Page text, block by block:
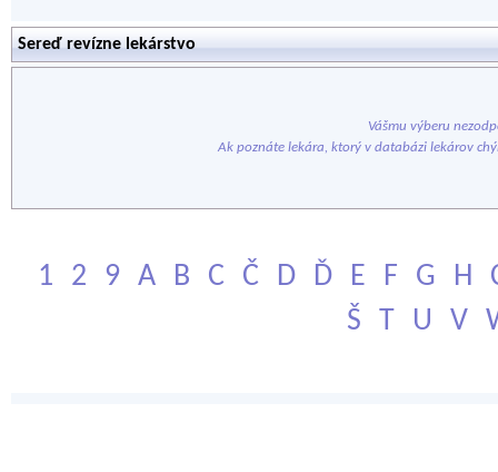
Sereď revízne lekárstvo
Vášmu výberu
Ak poznáte lekára, ktorý v databázi lekárov
1 2 9 A B C Č D Ď E F G H
Š
T U V